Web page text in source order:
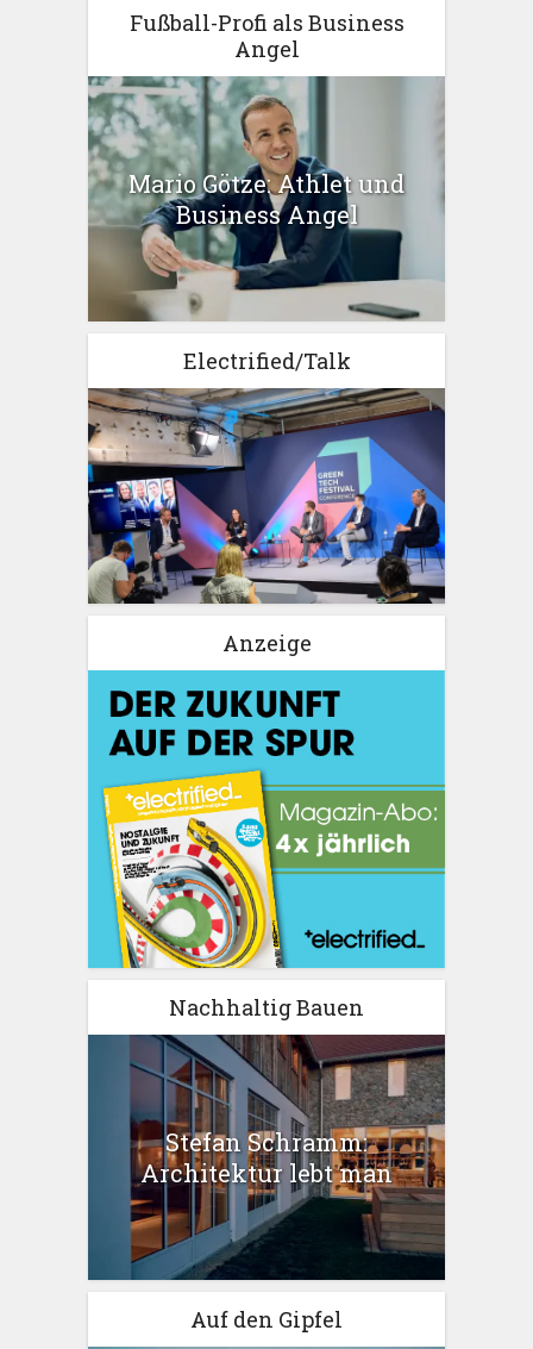
Fußball-Profi als Business
Angel
Mario Götze: Athlet und
Business Angel
Electrified/Talk
Anzeige
Nachhaltig Bauen
Stefan Schramm:
Architektur lebt man
Auf den Gipfel